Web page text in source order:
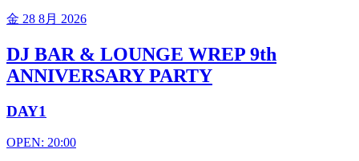
金 28 8月 2026
DJ BAR & LOUNGE WREP 9th
ANNIVERSARY PARTY
DAY1
OPEN: 20:00